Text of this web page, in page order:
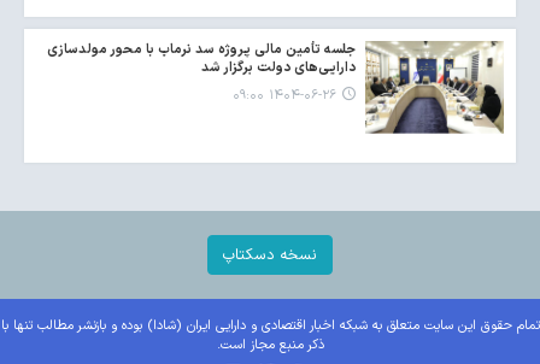
جلسه تأمین مالی پروژه سد نرماب با محور مولدسازی
دارایی‌های دولت برگزار شد
۱۴۰۴-۰۶-۲۶ ۰۹:۰۰
نسخه دسکتاپ
تمام حقوق این سایت متعلق به شبکه اخبار اقتصادی و دارایی ایران (شادا) بوده و بازنشر مطالب تنها با
ذکر منبع مجاز است.